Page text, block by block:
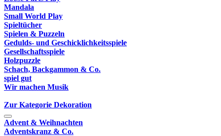
Mandala
Small World Play
Spieltücher
Spielen & Puzzeln
Gedulds- und Geschicklichkeitsspiele
Gesellschaftsspiele
Holzpuzzle
Schach, Backgammon & Co.
spiel gut
Wir machen Musik
Zur Kategorie Dekoration
Advent & Weihnachten
Adventskranz & Co.